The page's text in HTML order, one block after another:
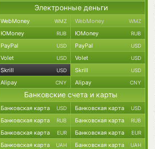
Электронные деньги
WebMoney WMZ WebMoney WMZ
ЮMoney RUB ЮMoney RUB
PayPal USD PayPal USD
Volet USD Volet USD
Skrill USD Skrill USD
Alipay CNY Alipay CNY
Банковские счета и карты
Банковская карта USD Банковская карта USD
Банковская карта RUB Банковская карта RUB
Банковская карта EUR Банковская карта EUR
Банковская карта UAH Банковская карта UAH